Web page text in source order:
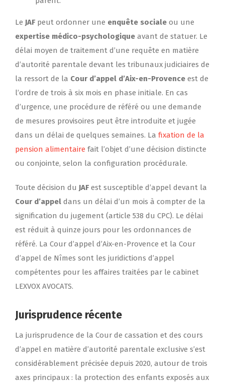
Le JAF peut ordonner une enquête sociale ou une
expertise médico-psychologique avant de statuer. Le
délai moyen de traitement d’une requête en matière
d’autorité parentale devant les tribunaux judiciaires de
la ressort de la Cour d’appel d’Aix-en-Provence est de
l’ordre de trois à six mois en phase initiale. En cas
d’urgence, une procédure de référé ou une demande
de mesures provisoires peut être introduite et jugée
dans un délai de quelques semaines. La fixation de la
pension alimentaire fait l’objet d’une décision distincte
ou conjointe, selon la configuration procédurale.
Toute décision du JAF est susceptible d’appel devant la
Cour d’appel dans un délai d’un mois à compter de la
signification du jugement (article 538 du CPC). Le délai
est réduit à quinze jours pour les ordonnances de
référé. La Cour d’appel d’Aix-en-Provence et la Cour
d’appel de Nîmes sont les juridictions d’appel
compétentes pour les affaires traitées par le cabinet
LEXVOX AVOCATS.
Jurisprudence récente
La jurisprudence de la Cour de cassation et des cours
d’appel en matière d’autorité parentale exclusive s’est
considérablement précisée depuis 2020, autour de trois
axes principaux : la protection des enfants exposés aux